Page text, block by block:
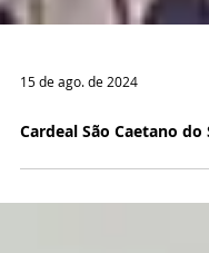
15 de ago. de 2024
Cardeal São Caetano